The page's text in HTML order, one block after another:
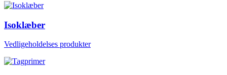
Isoklæber
Vedligeholdelses produkter